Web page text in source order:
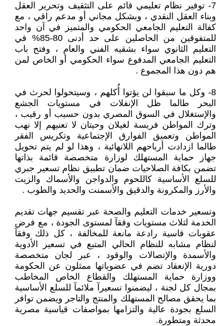
7- توفير نظام تعليمي قائم على التثقيف وتحرير العقل
وبناء العقل النقدي ، وبشكل مجاني أو مدعم راقي ، مع
كفالة التعليم الجامعي الحكومي والمتميز في آن واحد
للمتفوقين من الحاصلين على حد أدنى 80-85% في
التعليم الثانوي سواء بشقيه الفني والعام ، وفتح باب
التعليم الجامعي المدفوع سواء الحكومي أو الخاص لمن
هم دون هذا المجموع .
8- وكل ما سبقوا لن يؤتوا أُكلهم ، وسيتحولوا لحرث في
البحر طالما ظل الإنفلات في مستويات الجشع
والإستغلال في السوق المصري بدون حسيب أو رقيب ،
وترك المواطن فريسة لغيلان وحيتان لا تعنيهم إلا نهب
المواطن وتعميق الفوارق الإجتماعية وتكريس الفقر
طالما ازدادت أرباحهم اللانهائية ، وهذا لو لم يتم تحويل
جهاز حماية المستهلك لوزارة متخصصة قائمة بذاتها
تضمن بكافة الصلاحيات ضمان تطبيق نظام تسعير جبري
للسلع الأساسية كاللحوم والدواجن والأسماك والزيت
والأرز والمكرونة والدقيق والأسمنت والحديد والطوب .
وتسعير خدمات التعليم والصحة عبر تقسيم جهات تقديم
الخدمة لثلاث مستويات وفقآ لمستوى الجودة ، مع فرض
عقوبات قاسية رادعة مانعة للمخالفة ، كل ذلك وفقآ
لنظام مشابه للنظام الحالي المتبع في تسعير الأدوية
والأسمدة والإتصالات والوقود ، عبر لجان متخصصة
دورية الإنعقاد تضم في عضوياتها ممثلون عن الحكومة
ووزارة حماية المستهلك والقطاع الخاص المخاطب
بمجال كل لجنة ، ليضمنوا تسعيرآ ملائمآ للسلع الأساسية
بما يحقق مصالح المستهلك والمنتج والتاجر ويضمن توافر
السلع بجودة عالية والتزامها بمواصفات قياسية مصرية
محدثة ومتطورة.